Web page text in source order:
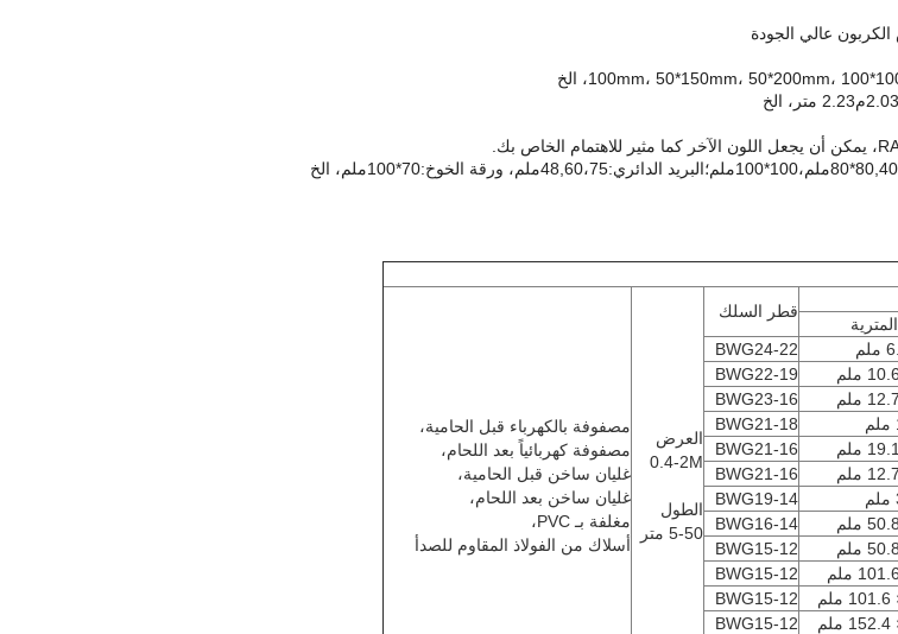
عالي الجودة
قطر السلك
العرض
0.4-2M
الطول
5-50 متر
مصفوفة بالكهرباء قبل الحامية،
مصفوفة كهربائياً بعد اللحام،
غليان ساخن قبل الحامية،
غليان ساخن بعد اللحام،
مغلفة بـ PVC،
أسلاك من الفولاذ المقاوم للصدأ
BWG24-22
BWG22-19
BWG23-16
BWG21-18
BWG21-16
BWG21-16
BWG19-14
BWG16-14
BWG15-12
BWG15-12
BWG15-12
BWG15-12